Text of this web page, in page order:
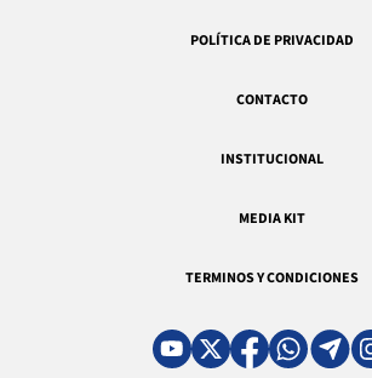
POLÍTICA DE PRIVACIDAD
CONTACTO
INSTITUCIONAL
MEDIA KIT
TERMINOS Y CONDICIONES